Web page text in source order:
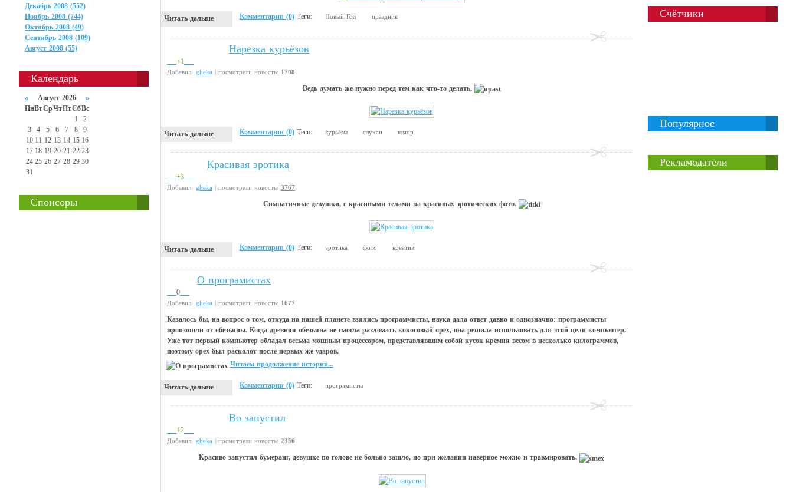
Декабрь 2008 (552)
Ноябрь 2008 (744)
Октябрь 2008 (49)
Сентябрь 2008 (109)
Август 2008 (55)
Календарь
« Август 2026 »
ПнВтСрЧтПтСбВс
1
2
3
4 5 6 7 8
9
10 11 12 13 14 15 16
17 18 19 20 21 22 23
24 25 26 27 28 29 30
31
Спонсоры
Читать дальше Комментарии (0) Теги: Новый Год праздник
Нарезка курьёзов
+1
Добавил gheka | посмотрели новость: 1708
Ведь думать же нужно перед тем как что-то делать.
Читать дальше Комментарии (0) Теги: курьёзы случаи юмор
Красивая эротика
+3
Добавил gheka | посмотрели новость: 3767
Симпатичные девушки, с красивыми телами на красивых эротических фото.
Читать дальше Комментарии (0) Теги: эротика фото креатив
О програмистах
0
Добавил gheka | посмотрели новость: 1677
Казалось бы, на вопрос о том, откуда на нашей планете взялись программисты, наука дала ответ давно и однозначно: программисты
произошли от обезьяны. Когда древняя обезьяна не смогла разломать кокосовый орех, она решила использовать для этой цели компьютер.
Уже тот первый компьютер обладал весьма мощным процессором, представлявшим собой кусок кремня весом в несколько килограммов,
поэтому орех был расколот после первых же ударов.
Читаем продолжение истории...
Читать дальше Комментарии (0) Теги: програмисты
Во запустил
+2
Добавил gheka | посмотрели новость: 2356
Красиво запустил бумеранг, девушке по голове не больно зашло, но при желании наверное можно и травмировать.
Счётчики
Популярное
Рекламодатели